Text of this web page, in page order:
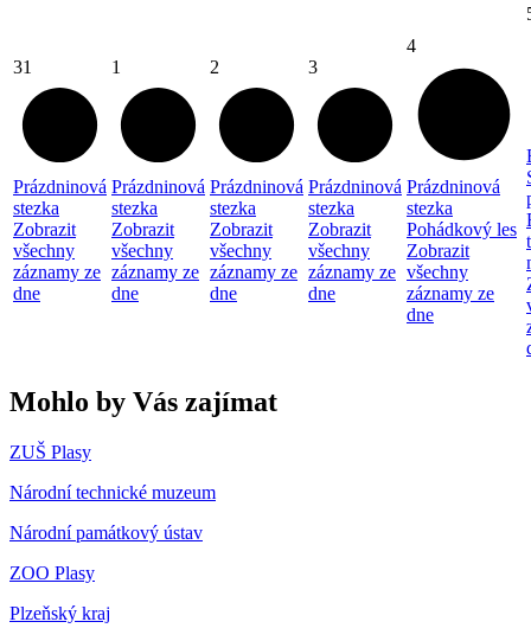
31
Prázdninová
stezka
Zobrazit
všechny
záznamy ze
dne
1
Prázdninová
stezka
Zobrazit
všechny
záznamy ze
dne
2
Prázdninová
stezka
Zobrazit
všechny
záznamy ze
dne
3
Prázdninová
stezka
Zobrazit
všechny
záznamy ze
dne
4
Prázdninová
stezka
Pohádkový les
Zobrazit
všechny
záznamy ze
dne
Mohlo by Vás zajímat
ZUŠ Plasy
Národní technické muzeum
Národní památkový ústav
ZOO Plasy
Plzeňský kraj